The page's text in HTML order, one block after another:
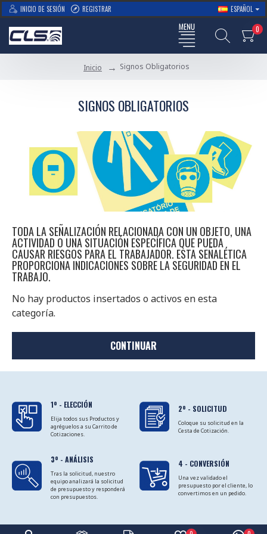
INICIO DE SESIÓN REGISTRAR ESPAÑOL
0
Inicio Signos Obligatorios
SIGNOS OBLIGATORIOS
TODA LA SEÑALIZACIÓN RELACIONADA CON UN OBJETO, UNA
ACTIVIDAD O UNA SITUACIÓN ESPECÍFICA QUE PUEDA
CAUSAR RIESGOS PARA EL TRABAJADOR. ESTA SEÑALÉTICA
PROPORCIONA INDICACIONES SOBRE LA SEGURIDAD EN EL
TRABAJO.
No hay productos insertados o activos en esta
categoría.
CONTINUAR
1º - ELECCIÓN
Elija todos sus Productos y
agréguelos a su Carrito de
Cotizaciones.
2º - SOLICITUD
Coloque su solicitud en la
Cesta de Cotización.
3º - ANÁLISIS
Tras la solicitud, nuestro
equipo analizará la solicitud
de presupuesto y responderá
con presupuestos.
4 - CONVERSIÓN
Una vez validado el
presupuesto por el cliente, lo
convertimos en un pedido.